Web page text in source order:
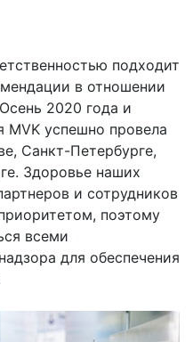
подходит
в отношении
2020 года и
MVK успешно провела
Санкт-Петербурге,
Здоровье наших
и сотрудников
поэтому
всеми
для обеспечения